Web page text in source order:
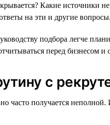
Какие источники
на эти и другие вопросы.
подбора легче
перед бизнесом и
с
часто получается